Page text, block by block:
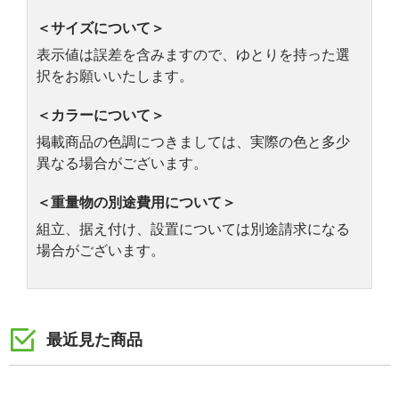
＜サイズについて＞
表示値は誤差を含みますので、ゆとりを持った選
択をお願いいたします。
＜カラーについて＞
掲載商品の色調につきましては、実際の色と多少
異なる場合がございます。
＜重量物の別途費用について＞
組立、据え付け、設置については別途請求になる
場合がございます。
最近見た商品